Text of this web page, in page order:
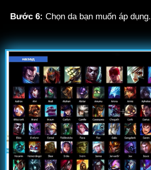
Bước 6: Chọn da bạn muốn áp dụng.